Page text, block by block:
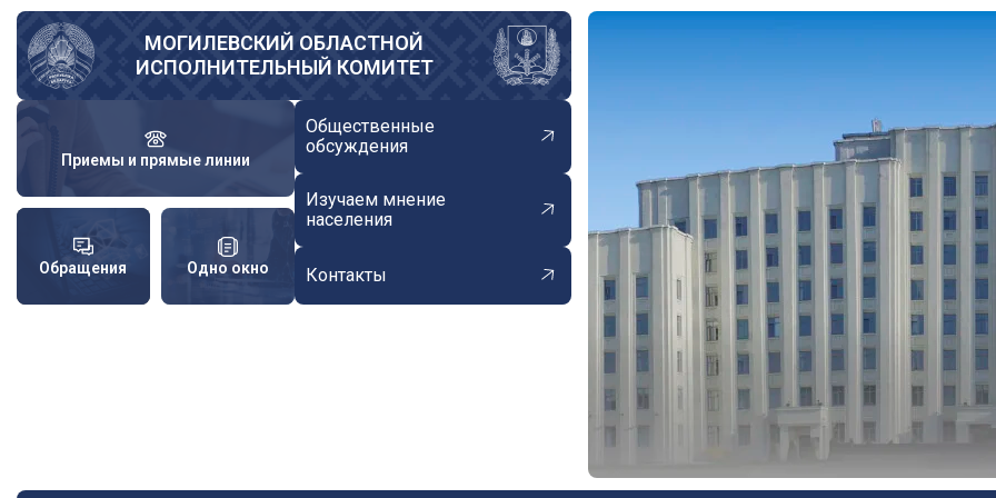
Перейти
основному
содержанию
МОГИЛЕВСКИЙ ОБЛАСТНОЙ
ИСПОЛНИТЕЛЬНЫЙ КОМИТЕТ
Приемы и прямые линии
Обращения Одно окно
Общественные
обсуждения
Изучаем мнение
населения
Контакты